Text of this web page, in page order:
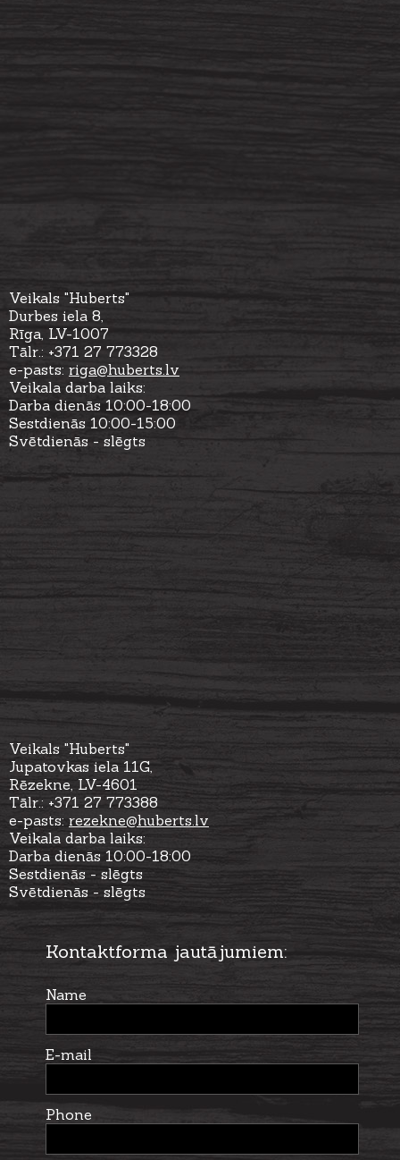
Veikals "Huberts"
Durbes iela 8,
Rīga, LV-1007
Tālr.: +371 27 773328
e-pasts: riga@huberts.lv
Veikala darba laiks:
Darba dienās 10:00-18:00
Sestdienās 10:00-15:00
Svētdienās - slēgts
Veikals "Huberts"
Jupatovkas iela 11G,
Rēzekne, LV-4601
Tālr.: +371 27 773388
e-pasts: rezekne@huberts.lv
Veikala darba laiks:
Darba dienās 10:00-18:00
Sestdienās - slēgts
Svētdienās - slēgts
Kontaktforma jautājumiem:
Name
E-mail
Phone